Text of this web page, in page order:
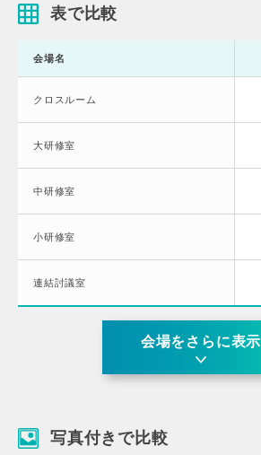
表で比較
会場名
クロスルーム
大研修室
中研修室
小研修室
連結討議室
会場をさらに表示
写真付きで比較